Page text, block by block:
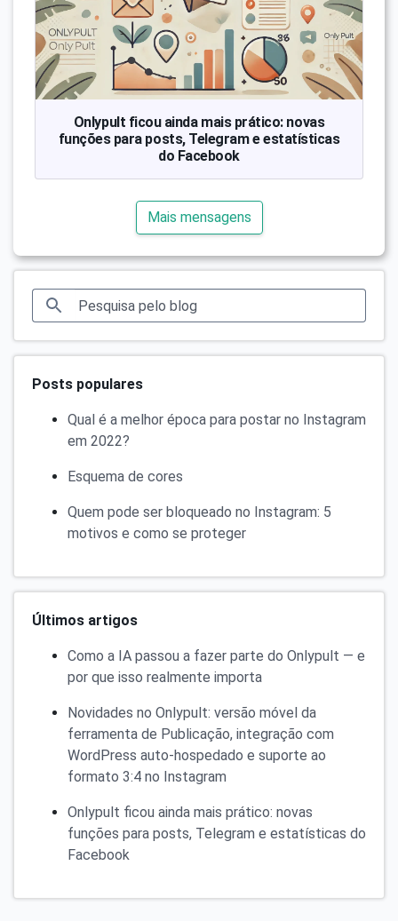
Onlypult ficou ainda mais prático: novas
funções para posts, Telegram e estatísticas
do Facebook
Mais mensagens
Posts populares
Qual é a melhor época para postar no Instagram
em 2022?
Esquema de cores
Quem pode ser bloqueado no Instagram: 5
motivos e como se proteger
Últimos artigos
Como a IA passou a fazer parte do Onlypult — e
por que isso realmente importa
Novidades no Onlypult: versão móvel da
ferramenta de Publicação, integração com
WordPress auto-hospedado e suporte ao
formato 3:4 no Instagram
Onlypult ficou ainda mais prático: novas
funções para posts, Telegram e estatísticas do
Facebook